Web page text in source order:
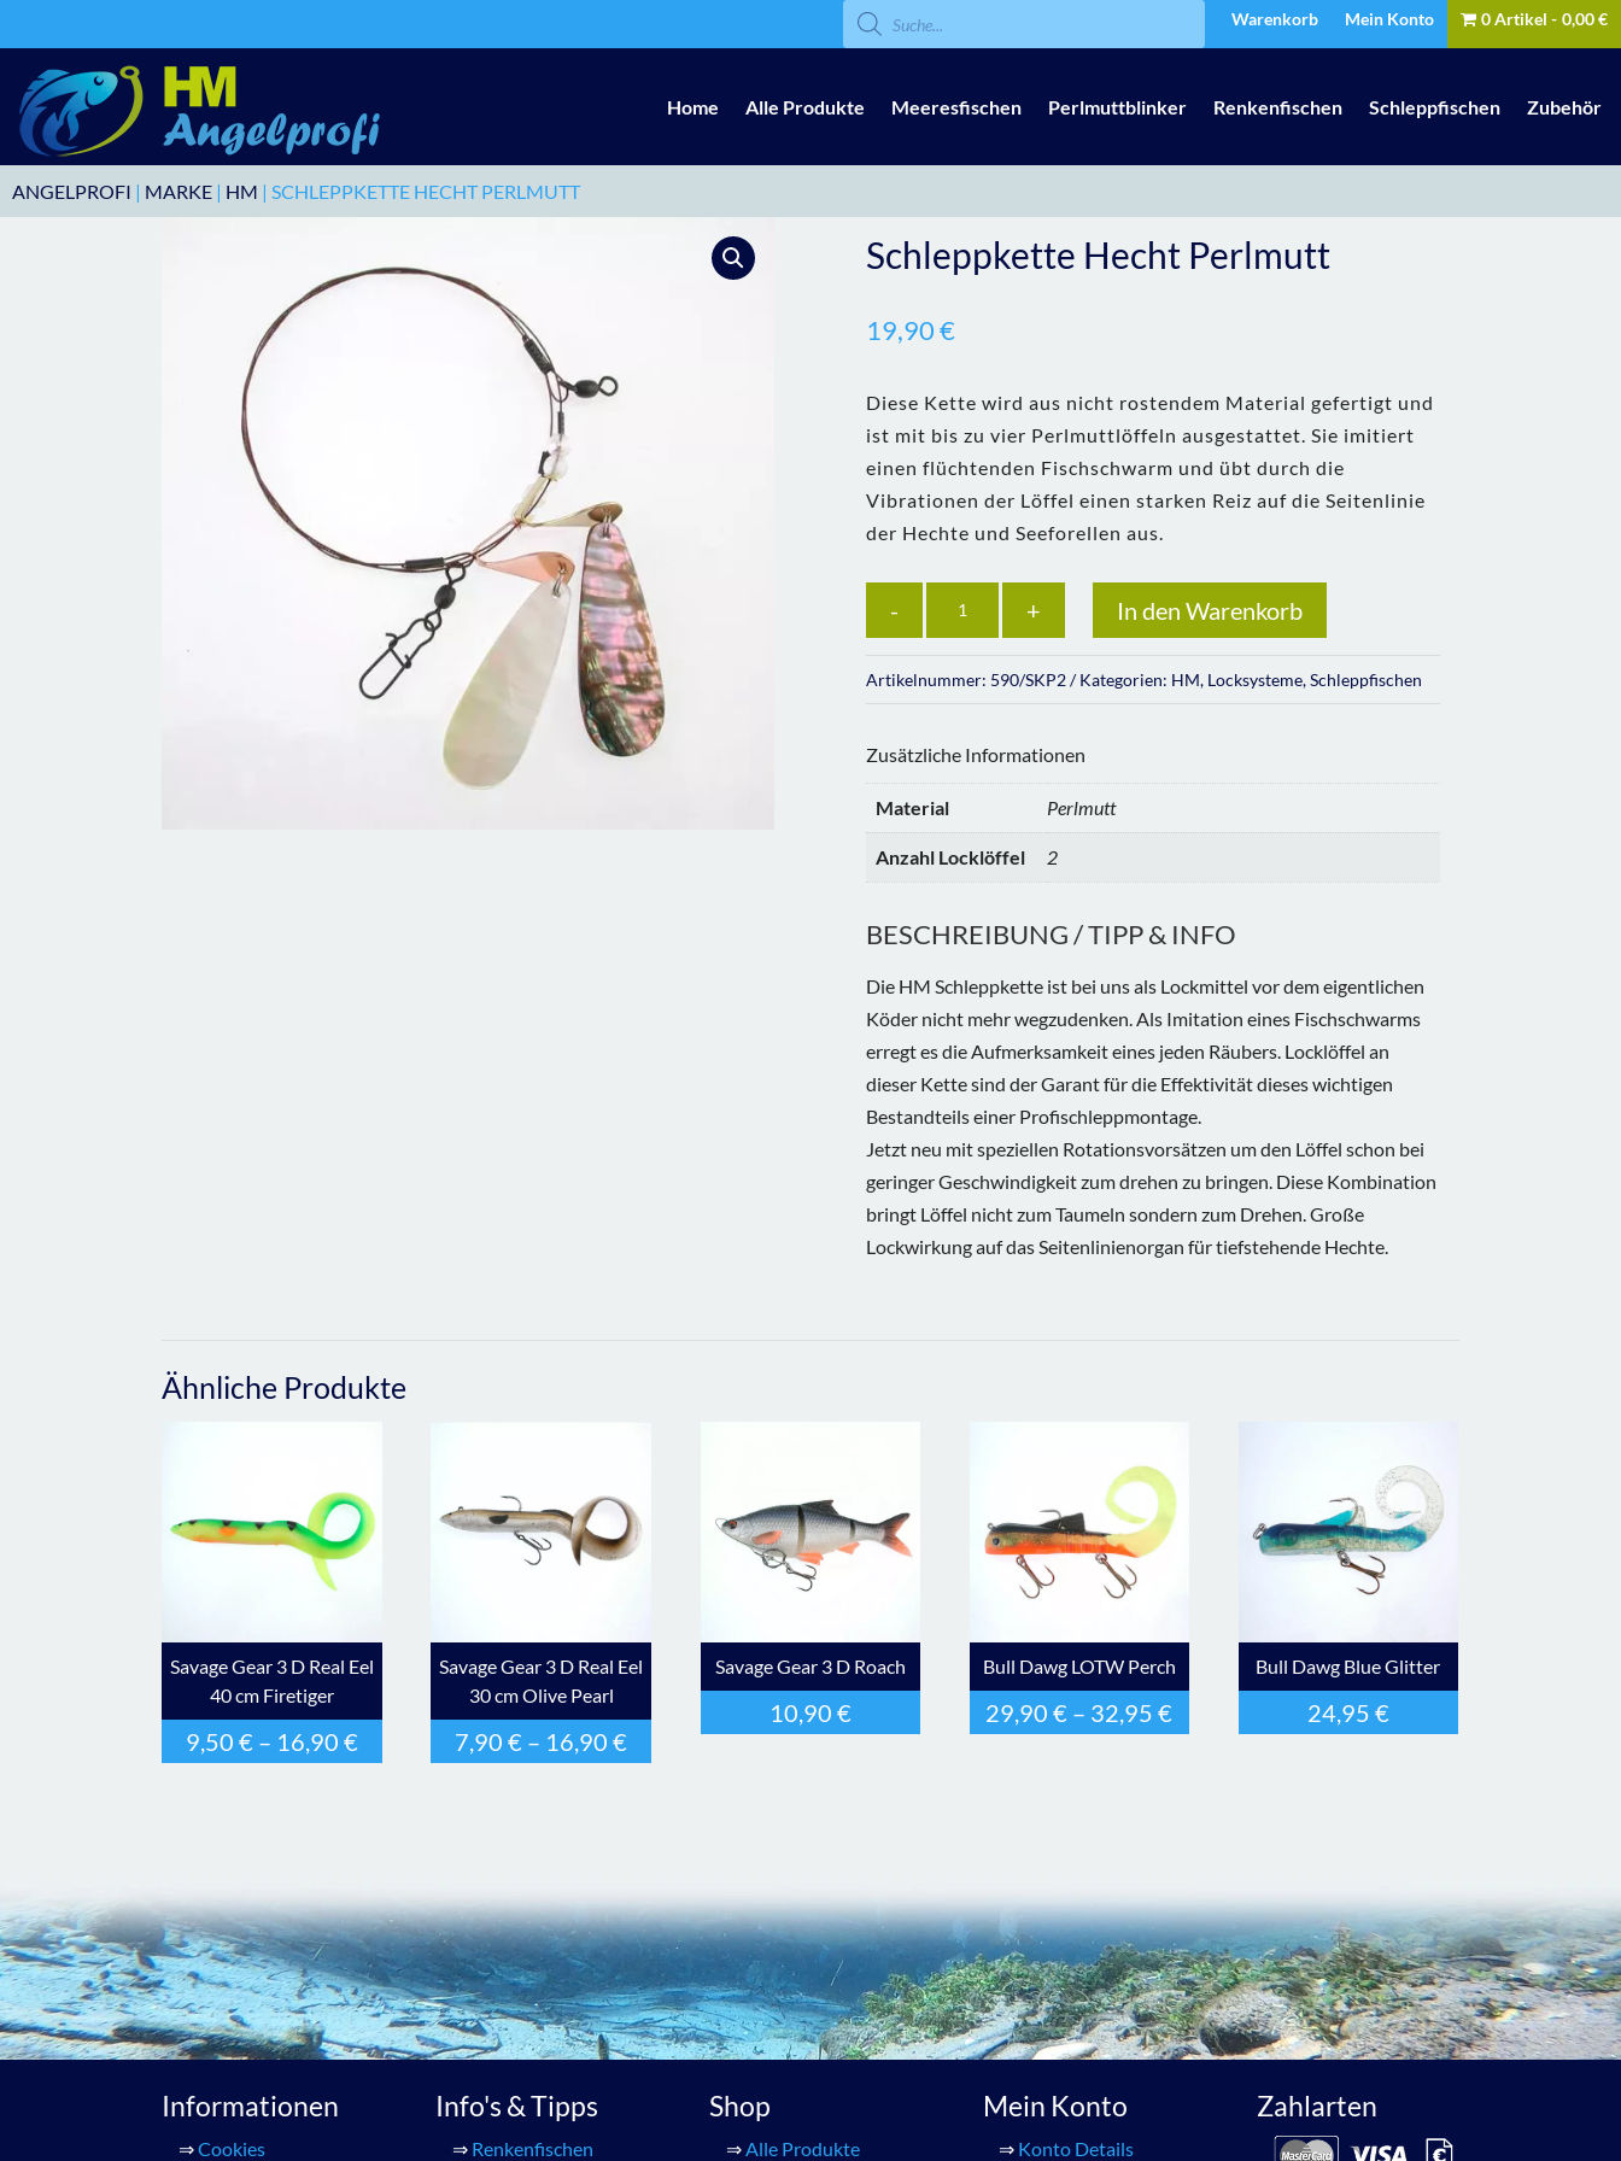
Products
search
Warenkorb Mein Konto 0 Artikel 0,00 €
Home Alle Produkte Meeresfischen Perlmuttblinker Renkenfischen Schleppfischen Zubehör
ANGELPROFI | MARKE | HM | SCHLEPPKETTE HECHT PERLMUTT
Schleppkette Hecht Perlmutt
19,90€
Diese Kette wird aus nicht rostendem Material gefertigt und
ist mit bis zu vier Perlmuttlöffeln ausgestattet. Sie imitiert
einen flüchtenden Fischschwarm und übt durch die
Vibrationen der Löffel einen starken Reiz auf die Seitenlinie
der Hechte und Seeforellen aus.
In den Warenkorb
Artikelnummer: 590/SKP2 Kategorien: HM, Locksysteme,Schleppfischen
Zusätzliche Informationen
Material Perlmutt
Anzahl Locklöffel 2
BESCHREIBUNG / TIPP & INFO
Die HM Schleppkette ist bei uns als Lockmittel vor dem eigentlichen
Köder nicht mehr wegzudenken. Als Imitation eines Fischschwarms
erregt es die Aufmerksamkeit eines jeden Räubers. Locklöffel an
dieser Kette sind der Garant für die Effektivität dieses wichtigen
Bestandteils einer Profischleppmontage.
Jetzt neu mit speziellen Rotationsvorsätzen um den Löffel schon bei
geringer Geschwindigkeit zum drehen zu bringen. Diese Kombination
bringt Löffel nicht zum Taumeln sondern zum Drehen. Große
Lockwirkung auf das Seitenlinienorgan für tiefstehende Hechte.
Ähnliche Produkte
Savage Gear 3 D Real Eel
40 cm Firetiger
9,50€ – 16,90€
Savage Gear 3 D Real Eel
30 cm Olive Pearl
7,90€ – 16,90€
Savage Gear 3 D Roach
10,90 €
Bull Dawg LOTW Perch
29,90€ – 32,95€
Bull Dawg Blue Glitter
24,95 €
Informationen
⇒Cookies
Info's & Tipps
⇒ Renkenfischen
Shop
⇒Alle Produkte
Mein Konto
⇒ Konto Details
Zahlarten